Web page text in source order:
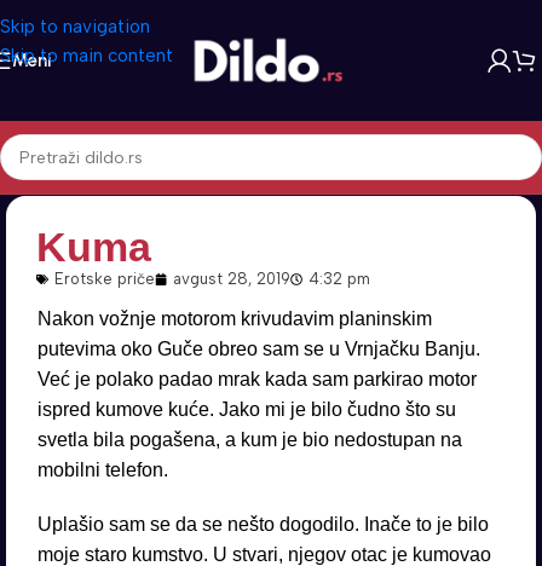
Skip to navigation
Skip to main content
Meni
Kuma
Erotske priče avgust 28, 2019 4:32 pm
Nakon vožnje motorom krivudavim planinskim
putevima oko Guče obreo sam se u Vrnjačku Banju.
Već je polako padao mrak kada sam parkirao motor
ispred kumove kuće. Jako mi je bilo čudno što su
svetla bila pogašena, a kum je bio nedostupan na
mobilni telefon.
Uplašio sam se da se nešto dogodilo. Inače to je bilo
moje staro kumstvo. U stvari, njegov otac je kumovao